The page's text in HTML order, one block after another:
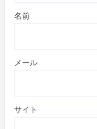
名前
メール
サイト